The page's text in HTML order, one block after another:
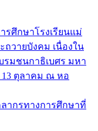
ศึกษาโรงเรียนแม่
ถวายบังคม เนื่องใน
รมชนกาธิเบศร มหา
ตุลาคม ณ หอ
ากรทางการศึกษาที่